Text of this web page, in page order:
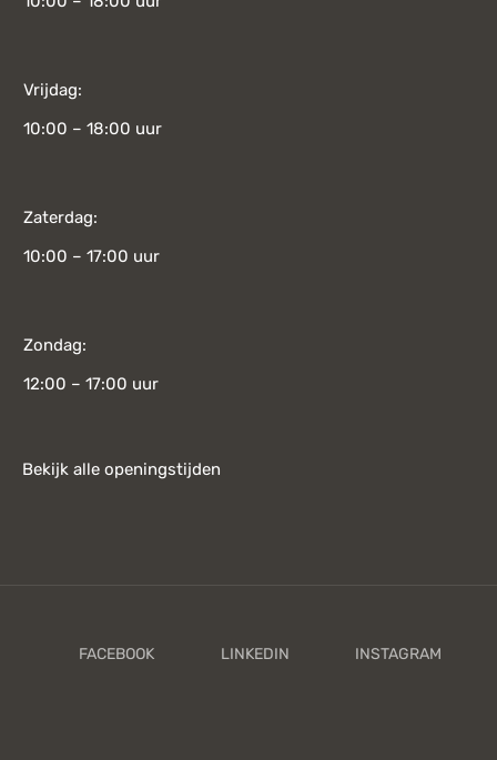
Vrijdag:
10:00 – 18:00 uur
Zaterdag:
10:00 – 17:00 uur
Zondag:
12:00 – 17:00 uur
Bekijk alle openingstijden